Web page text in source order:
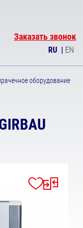
Заказать звонок
RU | EN
оборудование